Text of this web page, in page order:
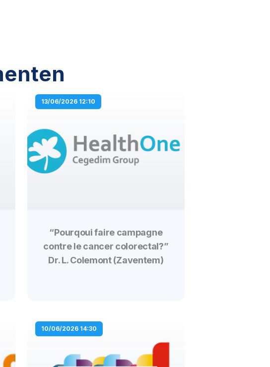
“Pourqoui faire campagne
contre le cancer colorectal?”
Dr. L. Colemont (Zaventem)
13/06/2026 12:10
10/06/2026 14:30